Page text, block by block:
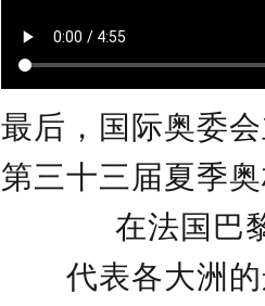
最后， 国际奥委
第三十三届夏季
在法国巴
代表各大洲